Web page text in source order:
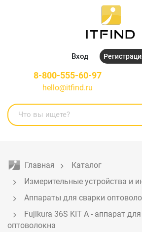
Вход
8-800-555-60-97
hello@itfind.ru
Главная
Каталог
Измерительные устройства и
Аппараты для сварки
Fujikura 36S KIT A - аппарат
оптоволокна